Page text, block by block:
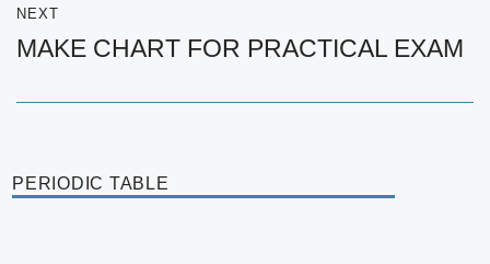
NEXT
Next
MAKE CHART FOR PRACTICAL EXAM
PERIODIC TABLE